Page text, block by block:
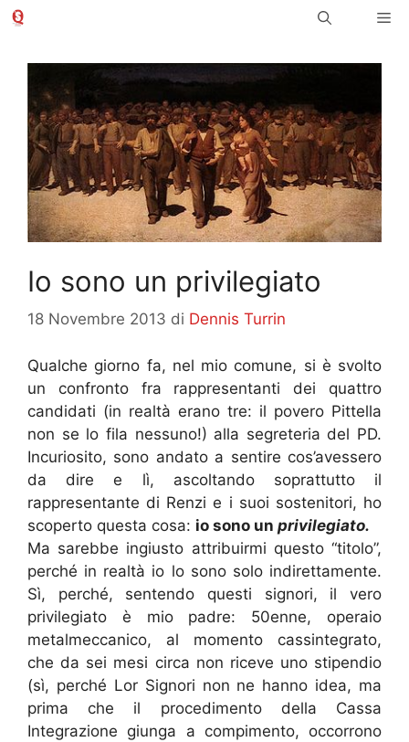
Vai
Io sono un privilegiato
18 Novembre 2013 di Dennis Turrin
Qualche giorno fa, nel mio comune, si è svolto
un confronto fra rappresentanti dei quattro
candidati (in realtà erano tre: il povero Pittella
non se lo fila nessuno!) alla segreteria del PD.
Incuriosito, sono andato a sentire cos’avessero
da dire e lì, ascoltando soprattutto il
rappresentante di Renzi e i suoi sostenitori, ho
scoperto questa cosa: io sono un privilegiato.
Ma sarebbe ingiusto attribuirmi questo “titolo”,
perché in realtà io lo sono solo indirettamente.
Sì, perché, sentendo questi signori, il vero
privilegiato è mio padre: 50enne, operaio
metalmeccanico, al momento cassintegrato,
che da sei mesi circa non riceve uno stipendio
(sì, perché Lor Signori non ne hanno idea, ma
prima che il procedimento della Cassa
Integrazione giunga a compimento, occorrono